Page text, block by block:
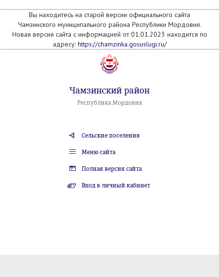
Вы находитесь на старой версии официального сайта
Чамзинского муниципального района Республики Мордовия.
Новая версия сайта с информацией от 01.01.2023 находится по
адресу: https://chamzinka.gosuslugi.ru/
Чамзинский район
Республика Мордовия
Сельские поселения
Меню сайта
Полная версия сайта
Вход в личный кабинет